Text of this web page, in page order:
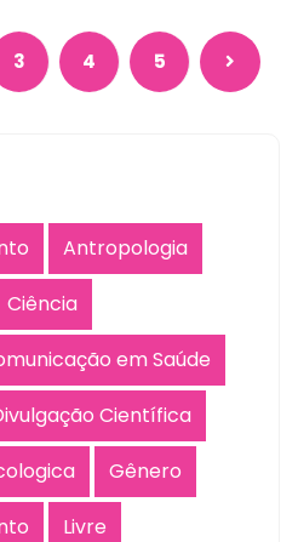
3 4 5
Antropologia
Ciência
em Saúde
Científica
Gênero
Livre